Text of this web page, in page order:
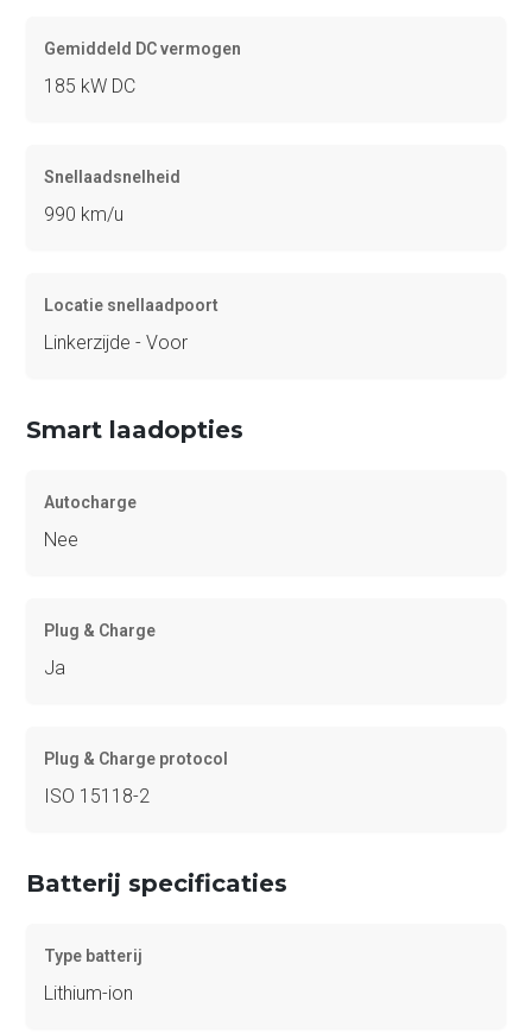
Gemiddeld DC vermogen
185 kW DC
Snellaadsnelheid
990 km/u
Locatie snellaadpoort
Linkerzijde - Voor
Smart laadopties
Autocharge
Nee
Plug & Charge
Ja
Plug & Charge protocol
ISO 15118-2
Batterij specificaties
Type batterij
Lithium-ion